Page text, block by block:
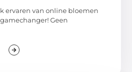
ervaren van online bloemen
Geen